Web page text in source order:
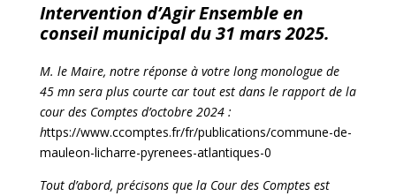
Intervention d’Agir Ensemble en
conseil municipal du 31 mars 2025.
M. le Maire, notre réponse à votre long monologue de
45 mn sera plus courte car tout est dans le rapport de la
cour des Comptes d’octobre 2024 :
https://www.ccomptes.fr/fr/publications/commune-de-
mauleon-licharre-pyrenees-atlantiques-0
Tout d’abord, précisons que la Cour des Comptes est